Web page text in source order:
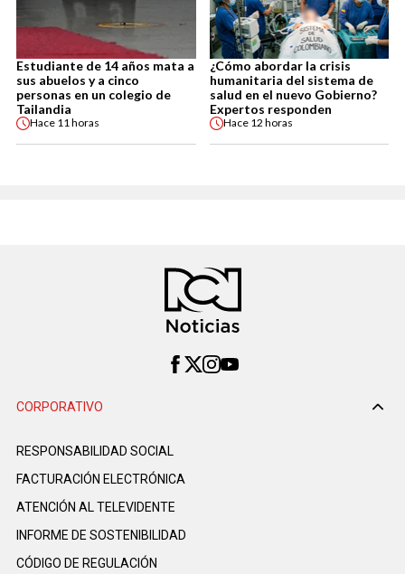
Estudiante de 14 años mata a
sus abuelos y a cinco
personas en un colegio de
Tailandia
Hace 11 horas
¿Cómo abordar la crisis
humanitaria del sistema de
salud en el nuevo Gobierno?
Expertos responden
Hace 12 horas
CORPORATIVO
RESPONSABILIDAD SOCIAL
FACTURACIÓN ELECTRÓNICA
ATENCIÓN AL TELEVIDENTE
INFORME DE SOSTENIBILIDAD
CÓDIGO DE REGULACIÓN